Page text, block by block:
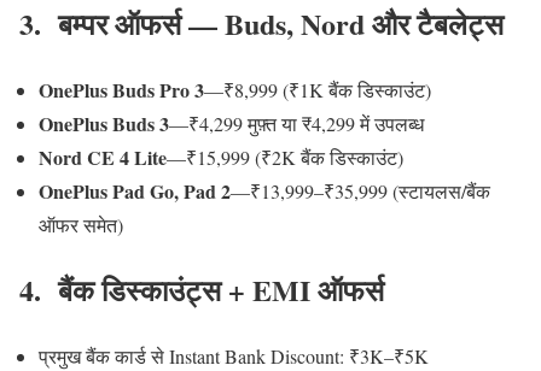
3. बम्पर ऑफर्स — Buds, Nord और टैबलेट्स
OnePlus Buds Pro 3—₹8,999 (₹1K बैंक डिस्काउंट)
OnePlus Buds 3—₹4,299 मुफ़्त या ₹4,299 में उपलब्ध
Nord CE 4 Lite—₹15,999 (₹2K बैंक डिस्काउंट)
OnePlus Pad Go, Pad 2—₹13,999–₹35,999 (स्टायलस/बैंक
ऑफर समेत)
4. बैंक डिस्काउंट्स + EMI ऑफर्स
प्रमुख बैंक कार्ड से Instant Bank Discount: ₹3K–₹5K